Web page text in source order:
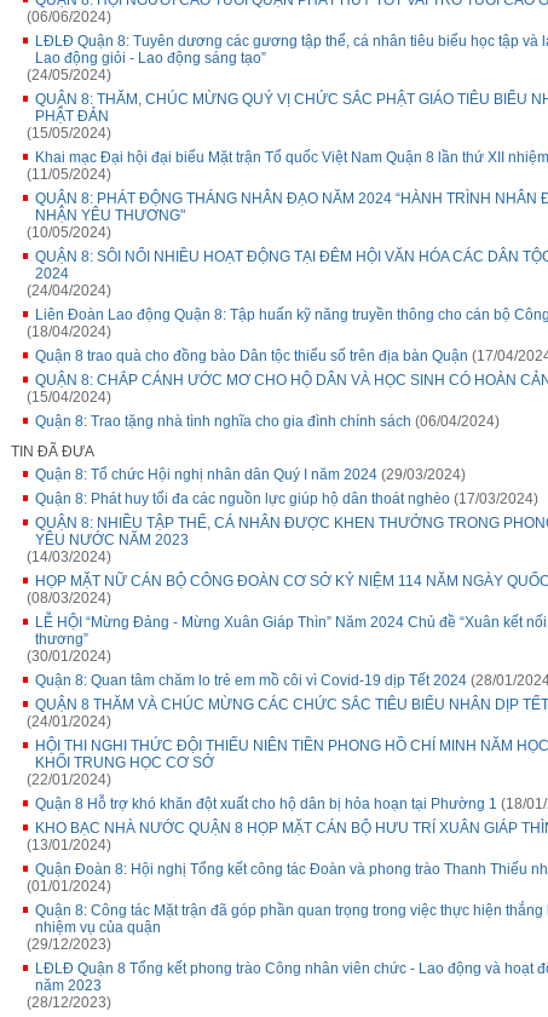
(06/06/2024)
LĐLĐ Quận 8: Tuyên dương các gương tập thể, cá nhân tiêu biểu học tập và
Lao động giỏi - Lao động sáng tạo”
(24/05/2024)
QUẬN 8: THĂM, CHÚC MỪNG QUÝ VỊ CHỨC SẮC PHẬT GIÁO TIÊU BIỂU
PHẬT ĐẢN
(15/05/2024)
Khai mạc Đại hội đại biểu Mặt trận Tổ quốc Việt Nam Quận 8 lần thứ XII
(11/05/2024)
QUẬN 8: PHÁT ĐỘNG THÁNG NHÂN ĐẠO NĂM 2024 “HÀNH TRÌNH NHÂN
NHẬN YÊU THƯƠNG"
(10/05/2024)
QUẬN 8: SÔI NỔI NHIỀU HOẠT ĐỘNG TẠI ĐÊM HỘI VĂN HÓA CÁC DÂN
2024
(24/04/2024)
Liên Đoàn Lao động Quận 8: Tập huấn kỹ năng truyền thông cho cán bộ
(18/04/2024)
Quận 8 trao quà cho đồng bào Dân tộc thiểu số trên địa bàn Quận (17/04/
QUẬN 8: CHẮP CÁNH ƯỚC MƠ CHO HỘ DÂN VÀ HỌC SINH CÓ HOÀN
(15/04/2024)
Quận 8: Trao tặng nhà tình nghĩa cho gia đình chính sách (06/04/2024)
TIN ĐÃ ĐƯA
Quận 8: Tổ chức Hội nghị nhân dân Quý I năm 2024 (29/03/2024)
Quận 8: Phát huy tối đa các nguồn lực giúp hộ dân thoát nghèo (17/03/2024)
QUẬN 8: NHIỀU TẬP THỂ, CÁ NHÂN ĐƯỢC KHEN THƯỞNG TRONG
YÊU NƯỚC NĂM 2023
(14/03/2024)
HỌP MẶT NỮ CÁN BỘ CÔNG ĐOÀN CƠ SỞ KỶ NIỆM 114 NĂM NGÀY
(08/03/2024)
LỄ HỘI “Mừng Đảng - Mừng Xuân Giáp Thìn” Năm 2024 Chủ đề “Xuân kết
thương”
(30/01/2024)
Quận 8: Quan tâm chăm lo trẻ em mồ côi vì Covid-19 dịp Tết 2024 (28/01/
QUẬN 8 THĂM VÀ CHÚC MỪNG CÁC CHỨC SẮC TIÊU BIỂU NHÂN DỊP
(24/01/2024)
HỘI THI NGHI THỨC ĐỘI THIẾU NIÊN TIỀN PHONG HỒ CHÍ MINH NĂM
KHỐI TRUNG HỌC CƠ SỞ
(22/01/2024)
Quận 8 Hỗ trợ khó khăn đột xuất cho hộ dân bị hỏa hoạn tại Phường 1 (18/
KHO BẠC NHÀ NƯỚC QUẬN 8 HỌP MẶT CÁN BỘ HƯU TRÍ XUÂN GIÁP
(13/01/2024)
Quận Đoàn 8: Hội nghị Tổng kết công tác Đoàn và phong trào Thanh Thiếu
(01/01/2024)
Quận 8: Công tác Mặt trận đã góp phần quan trọng trong việc thực hiện
nhiệm vụ của quận
(29/12/2023)
LĐLĐ Quận 8 Tổng kết phong trào Công nhân viên chức - Lao động và hoạt
năm 2023
(28/12/2023)